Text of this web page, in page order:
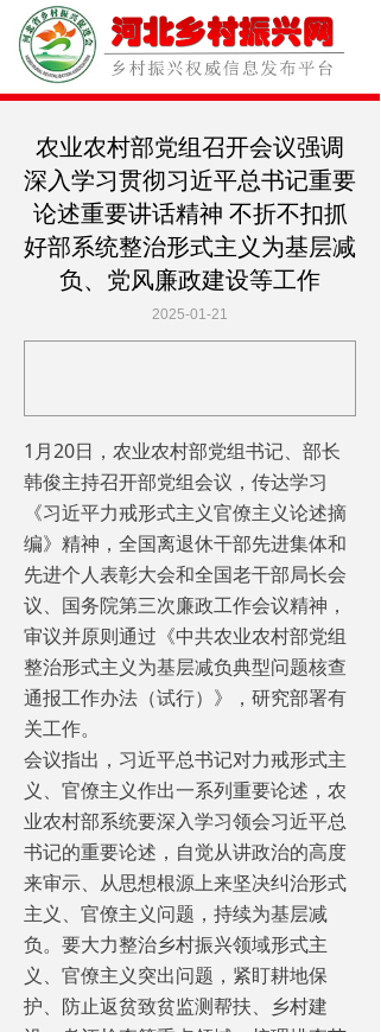
农业农村部党组召开会议强调
深入学习贯彻习近平总书记重要
论述重要讲话精神 不折不扣抓
好部系统整治形式主义为基层减
负、党风廉政建设等工作
1月20日，农业农村部党组书记、部长
韩俊主持召开部党组会议，传达学习
《习近平力戒形式主义官僚主义论述摘
编》精神，全国离退休干部先进集体和
先进个人表彰大会和全国老干部局长会
议、国务院第三次廉政工作会议精神，
审议并原则通过《中共农业农村部党组
整治形式主义为基层减负典型问题核查
通报工作办法（试行）》，研究部署有
关工作。
会议指出，习近平总书记对力戒形式主
义、官僚主义作出一系列重要论述，农
业农村部系统要深入学习领会习近平总
书记的重要论述，自觉从讲政治的高度
来审示、从思想根源上来坚决纠治形式
主义、官僚主义问题，持续为基层减
负。要大力整治乡村振兴领域形式主
义、官僚主义突出问题，紧盯耕地保
护、防止返贫致贫监测帮扶、乡村建
2025-01-21